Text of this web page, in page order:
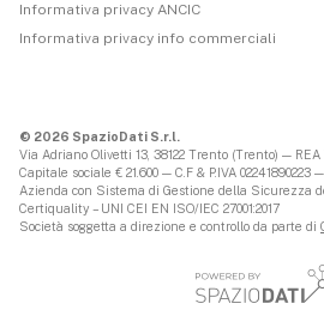
Informativa privacy ANCIC
Informativa privacy info commerciali
© 2026 SpazioDati S.r.l.
Via Adriano Olivetti 13, 38122 Trento (Trento) — REA
Capitale sociale € 21.600 — C.F & P.IVA 02241890223
Azienda con Sistema di Gestione della Sicurezza
Certiquality – UNI CEI EN ISO/IEC 27001:2017
Società soggetta a direzione e controllo da parte di